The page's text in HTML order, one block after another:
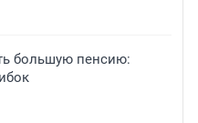
большую пенсию: